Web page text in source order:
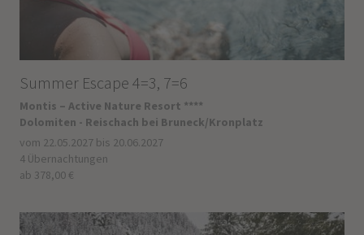
Summer Escape 4=3, 7=6
Montis – Active Nature Resort ****
Dolomiten - Reischach bei Bruneck/Kronplatz
vom 22.05.2027 bis 20.06.2027
4 Übernachtungen
ab 378,00 €